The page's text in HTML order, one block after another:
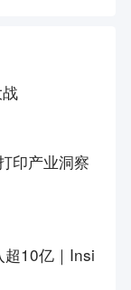
印产业洞察
超10亿｜Insi